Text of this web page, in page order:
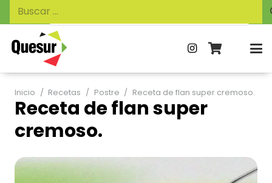
de
productos
Buscar:
Inicio / Recetas / Postre / Receta de flan super cremoso.
Receta de flan super
cremoso.